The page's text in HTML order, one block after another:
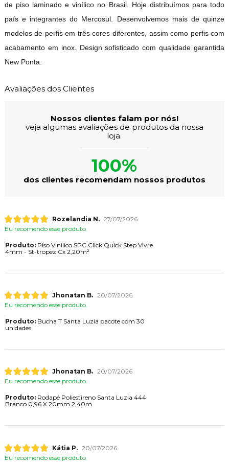
de piso laminado e vinílico no Brasil. Hoje distribuímos para todo
país e integrantes do Mercosul. Desenvolvemos mais de quinze
modelos de perfis em três cores diferentes, assim como perfis com
acabamento em inox. Design sofisticado com qualidade garantida
New Ponta.
Avaliações dos Clientes
Nossos clientes falam por nós!
veja algumas avaliações de produtos da nossa
loja.
100%
dos clientes recomendam nossos produtos
Rozelandia N. 27/07/2026
Eu recomendo esse produto.
Produto:Piso Vinilico SPC Click Quick Step Vivre
4mm - St-tropez Cx 2,20m²
Jhonatan B. 20/07/2026
Eu recomendo esse produto.
Produto:Bucha T Santa Luzia pacote com 30
unidades
Jhonatan B. 20/07/2026
Eu recomendo esse produto.
Produto:Rodapé Poliestireno Santa Luzia 444
Branco 0,96 X 20mm 2,40m
Kátia P. 20/07/2026
Eu recomendo esse produto.